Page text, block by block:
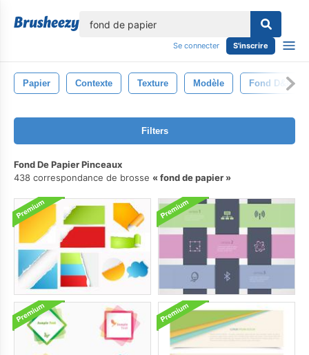
Se connecter S'inscrire
Papier Contexte Texture Modèle Fond
Filters
Fond De Papier Pinceaux
438 correspondance de brosse
fond de papier